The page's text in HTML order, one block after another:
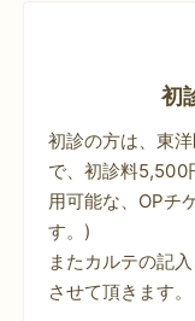
初
初診の方は、東
で、初診料5,500
用可能な、OPチ
す。)
またカルテの記
させて頂きます。